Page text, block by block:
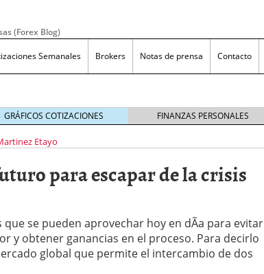
(Forex Blog)
Semanales Brokers Notas de prensa Contacto
DefiniciÃ³n y Concepto diciembre 17, 2019
FX sin apalancamiento? agosto 9, 2019
para los que quieren invertir en forex julio 12, 2019
en Forex, mÃ¡s allÃ¡ de las apuestas en el casino
GRÁFICOS COTIZACIONES FINANZAS PERSONALES
Etayo
para escapar de la crisis
se pueden aprovechar hoy en dÃ­a para evitar
y obtener ganancias en el proceso. Para decirlo
global que permite el intercambio de dos